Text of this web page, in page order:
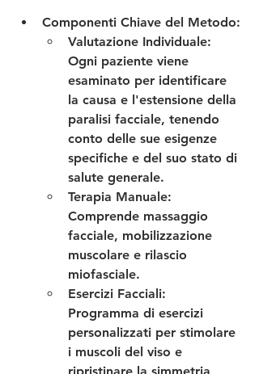
Componenti Chiave del Metodo:
Valutazione Individuale:
Ogni paziente viene
esaminato per identificare
la causa e l'estensione della
paralisi facciale, tenendo
conto delle sue esigenze
specifiche e del suo stato di
salute generale.
Terapia Manuale:
Comprende massaggio
facciale, mobilizzazione
muscolare e rilascio
miofasciale.
Esercizi Facciali:
Programma di esercizi
personalizzati per stimolare
i muscoli del viso e